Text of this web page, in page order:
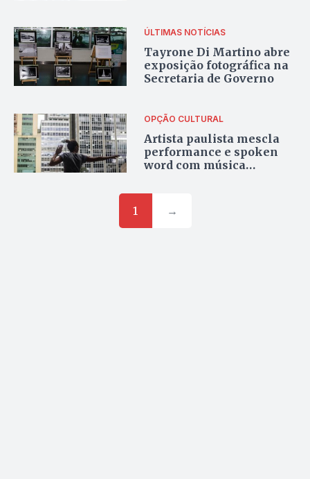
ÚLTIMAS NOTÍCIAS
Tayrone Di Martino abre
exposição fotográfica na
Secretaria de Governo
OPÇÃO CULTURAL
Artista paulista mescla
performance e spoken
word com música
1 →